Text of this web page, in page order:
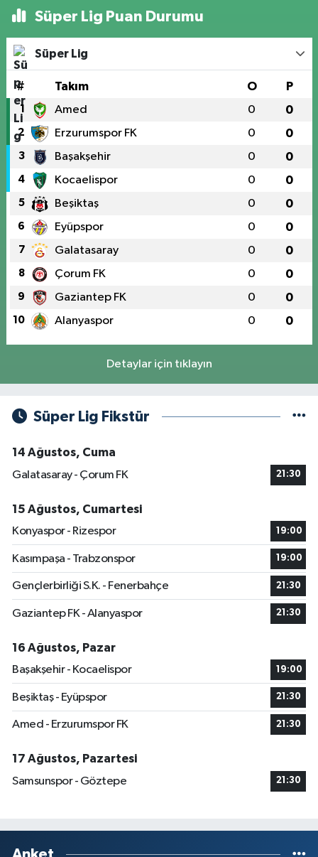
Süper Lig Puan Durumu
Süper Lig
# Takım O P
1 Amed 0 0
2 Erzurumspor FK 0 0
3 Başakşehir 0 0
4 Kocaelispor 0 0
5 Beşiktaş 0 0
6 Eyüpspor 0 0
7 Galatasaray 0 0
8 Çorum FK 0 0
9 Gaziantep FK 0 0
10 Alanyaspor 0 0
Detaylar için tıklayın
Süper Lig Fikstür
14 Ağustos, Cuma
Galatasaray - Çorum FK
21:30
15 Ağustos, Cumartesi
Konyaspor - Rizespor
19:00
Kasımpaşa - Trabzonspor 19:00
Gençlerbirliği S.K. - Fenerbahçe 21:30
Gaziantep FK - Alanyaspor 21:30
16 Ağustos, Pazar
Başakşehir - Kocaelispor
19:00
Beşiktaş - Eyüpspor 21:30
Amed - Erzurumspor FK 21:30
17 Ağustos, Pazartesi
Samsunspor - Göztepe
21:30